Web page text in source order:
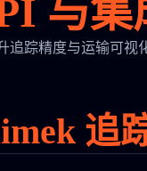
与集
追踪精度与运输可视
追